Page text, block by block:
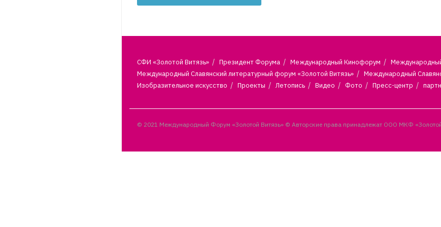
СФИ «Золотой Витязь» Президент Форума Международный Кинофорум
Международный Славянский литературный форум «Золотой Витязь»
Международный
Изобразительное искусство
Проекты Летопись Видео Фото Пресс-центр
© 2021 Международный Форум «Золотой Витязь» © Авторские права принадлежат ООО МКФ